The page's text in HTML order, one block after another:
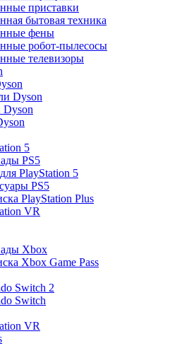
приставки
бытовая техника
фены
робот-пылесосы
телевизоры
Dyson
Dyson
5
PS5
PlayStation 5
PS5
PlayStation Plus
VR
Xbox
Xbox Game Pass
Switch 2
Switch
VR